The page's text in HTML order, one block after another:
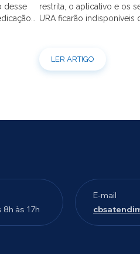
desse
restrita, o aplicativo e os
URA ficarão indisponíveis
por e-mail também ficarão
LER ARTIGO
às 17h
E-mail